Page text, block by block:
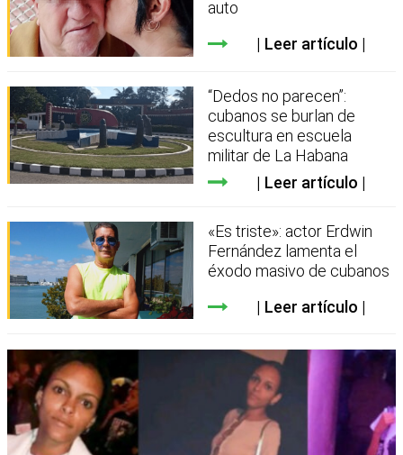
auto
Leer artículo
“Dedos no parecen”:
cubanos se burlan de
escultura en escuela
militar de La Habana
Leer artículo
«Es triste»: actor Erdwin
Fernández lamenta el
éxodo masivo de cubanos
Leer artículo